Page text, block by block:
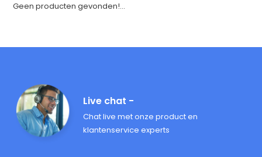
Geen producten gevonden!...
Live chat -
Chat live met onze product en
klantenservice experts